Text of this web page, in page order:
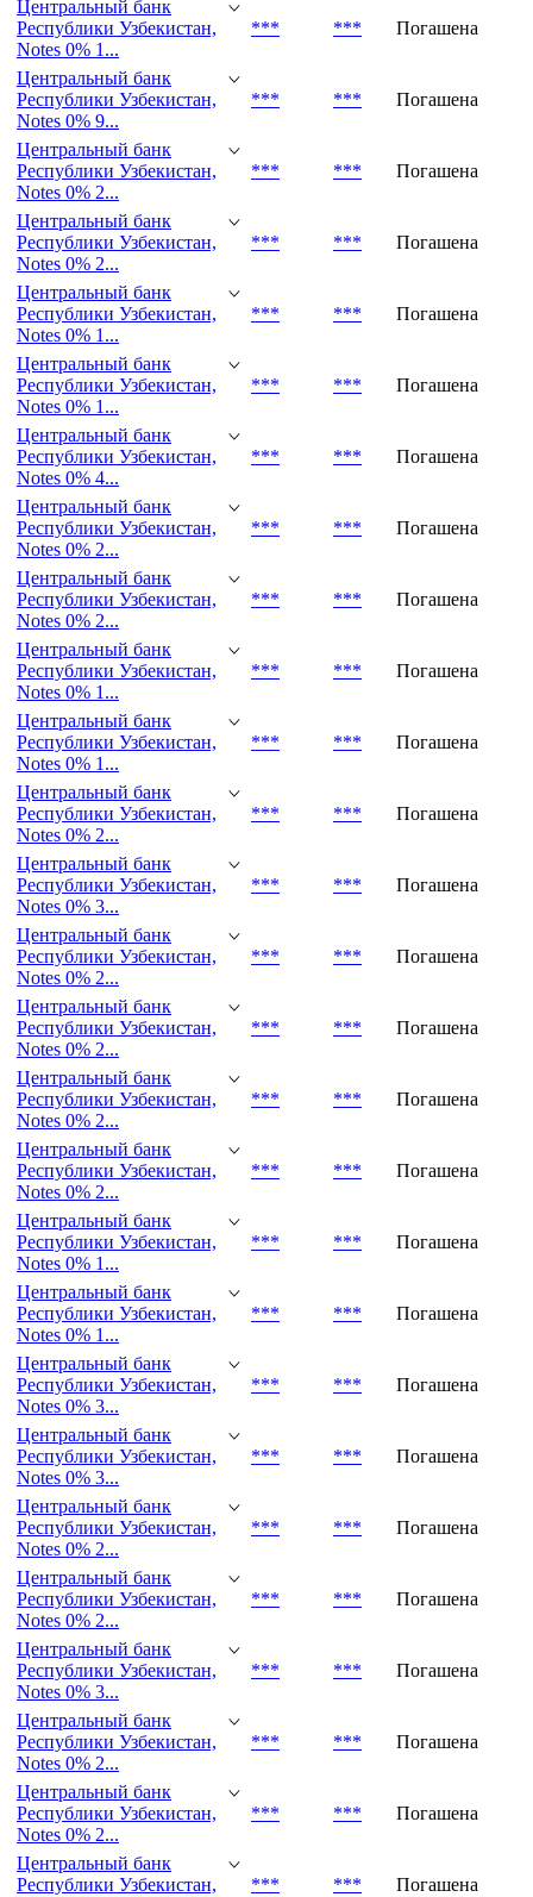
Центральный банк
Республики Узбекистан,
Notes 0% 2...
*** *** Погашена
Центральный банк
Республики Узбекистан,
Notes 0% 1...
*** *** Погашена
Центральный банк
Республики Узбекистан,
Notes 0% 9...
*** *** Погашена
Центральный банк
Республики Узбекистан,
Notes 0% 2...
*** *** Погашена
Центральный банк
Республики Узбекистан,
Notes 0% 2...
*** *** Погашена
Центральный банк
Республики Узбекистан,
Notes 0% 1...
*** *** Погашена
Центральный банк
Республики Узбекистан,
Notes 0% 1...
*** *** Погашена
Центральный банк
Республики Узбекистан,
Notes 0% 4...
*** *** Погашена
Центральный банк
Республики Узбекистан,
Notes 0% 2...
*** *** Погашена
Центральный банк
Республики Узбекистан,
Notes 0% 2...
*** *** Погашена
Центральный банк
Республики Узбекистан,
Notes 0% 1...
*** *** Погашена
Центральный банк
Республики Узбекистан,
Notes 0% 1...
*** *** Погашена
Центральный банк
Республики Узбекистан,
Notes 0% 2...
*** *** Погашена
Центральный банк
Республики Узбекистан,
Notes 0% 3...
*** *** Погашена
Центральный банк
Республики Узбекистан,
Notes 0% 2...
*** *** Погашена
Центральный банк
Республики Узбекистан,
Notes 0% 2...
*** *** Погашена
Центральный банк
Республики Узбекистан,
Notes 0% 2...
*** *** Погашена
Центральный банк
Республики Узбекистан,
Notes 0% 2...
*** *** Погашена
Центральный банк
Республики Узбекистан,
Notes 0% 1...
*** *** Погашена
Центральный банк
Республики Узбекистан,
Notes 0% 1...
*** *** Погашена
Центральный банк
Республики Узбекистан,
Notes 0% 3...
*** *** Погашена
Центральный банк
Республики Узбекистан,
Notes 0% 3...
*** *** Погашена
Центральный банк
Республики Узбекистан,
Notes 0% 2...
*** *** Погашена
Центральный банк
Республики Узбекистан,
Notes 0% 2...
*** *** Погашена
Центральный банк
Республики Узбекистан,
Notes 0% 3...
*** *** Погашена
Центральный банк
Республики Узбекистан,
Notes 0% 2...
*** *** Погашена
Центральный банк